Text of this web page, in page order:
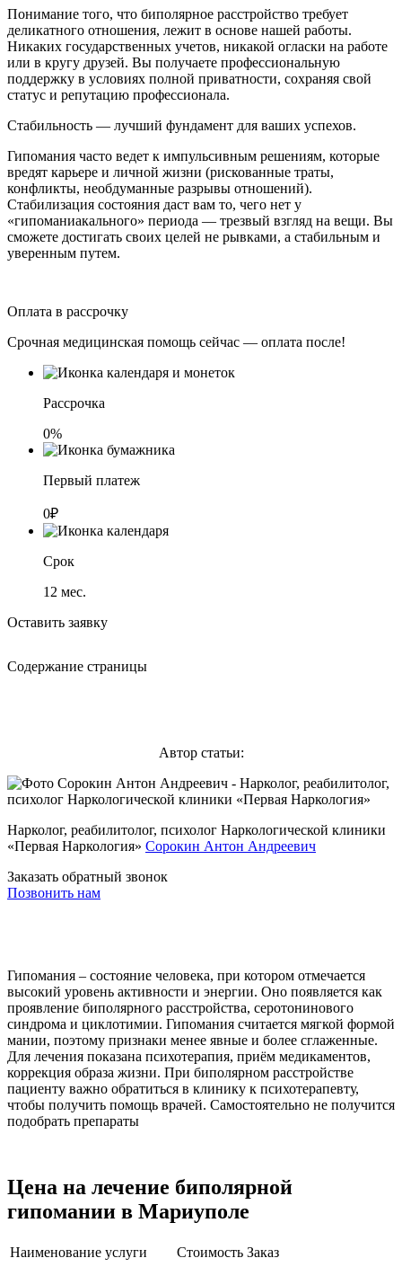
Понимание того, что биполярное расстройство требует
деликатного отношения, лежит в основе нашей работы.
Никаких государственных учетов, никакой огласки на работе
или в кругу друзей. Вы получаете профессиональную
поддержку в условиях полной приватности, сохраняя свой
статус и репутацию профессионала.
Стабильность — лучший фундамент для ваших успехов.
Гипомания часто ведет к импульсивным решениям, которые
вредят карьере и личной жизни (рискованные траты,
конфликты, необдуманные разрывы отношений).
Стабилизация состояния даст вам то, чего нет у
«гипоманиакального» периода — трезвый взгляд на вещи. Вы
сможете достигать своих целей не рывками, а стабильным и
уверенным путем.
Оплата в рассрочку
Срочная медицинская помощь сейчас — оплата после!
Рассрочка
0%
Первый платеж
0₽
Срок
12 мес.
Оставить заявку
Содержание страницы
Автор статьи:
Нарколог, реабилитолог, психолог Наркологической клиники
«Первая Наркология» Сорокин Антон Андреевич
Заказать обратный звонок
Позвонить нам
Гипомания – состояние человека, при котором отмечается
высокий уровень активности и энергии. Оно появляется как
проявление биполярного расстройства, серотонинового
синдрома и циклотимии. Гипомания считается мягкой формой
мании, поэтому признаки менее явные и более сглаженные.
Для лечения показана психотерапия, приём медикаментов,
коррекция образа жизни. При биполярном расстройстве
пациенту важно обратиться в клинику к психотерапевту,
чтобы получить помощь врачей. Самостоятельно не получится
подобрать препараты
Цена на лечение биполярной
гипомании в Мариуполе
Наименование услуги Стоимость Заказ